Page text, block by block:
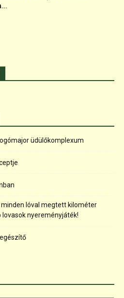
üdülőkomplexum
minden lóval megtett kilométer
nyereményjáték!